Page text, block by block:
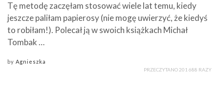
Tę metodę zaczęłam stosować wiele lat temu, kiedy
jeszcze paliłam papierosy (nie mogę uwierzyć, że kiedyś
to robiłam!). Polecał ją w swoich książkach Michał
Tombak …
by Agnieszka
PRZECZYTANO 201 688 RAZY